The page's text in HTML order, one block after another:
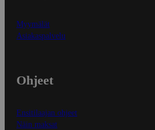
Myymälät
Asiakaspalvelu
Ohjeet
Ensitilaajan ohjeet
Näin maksat